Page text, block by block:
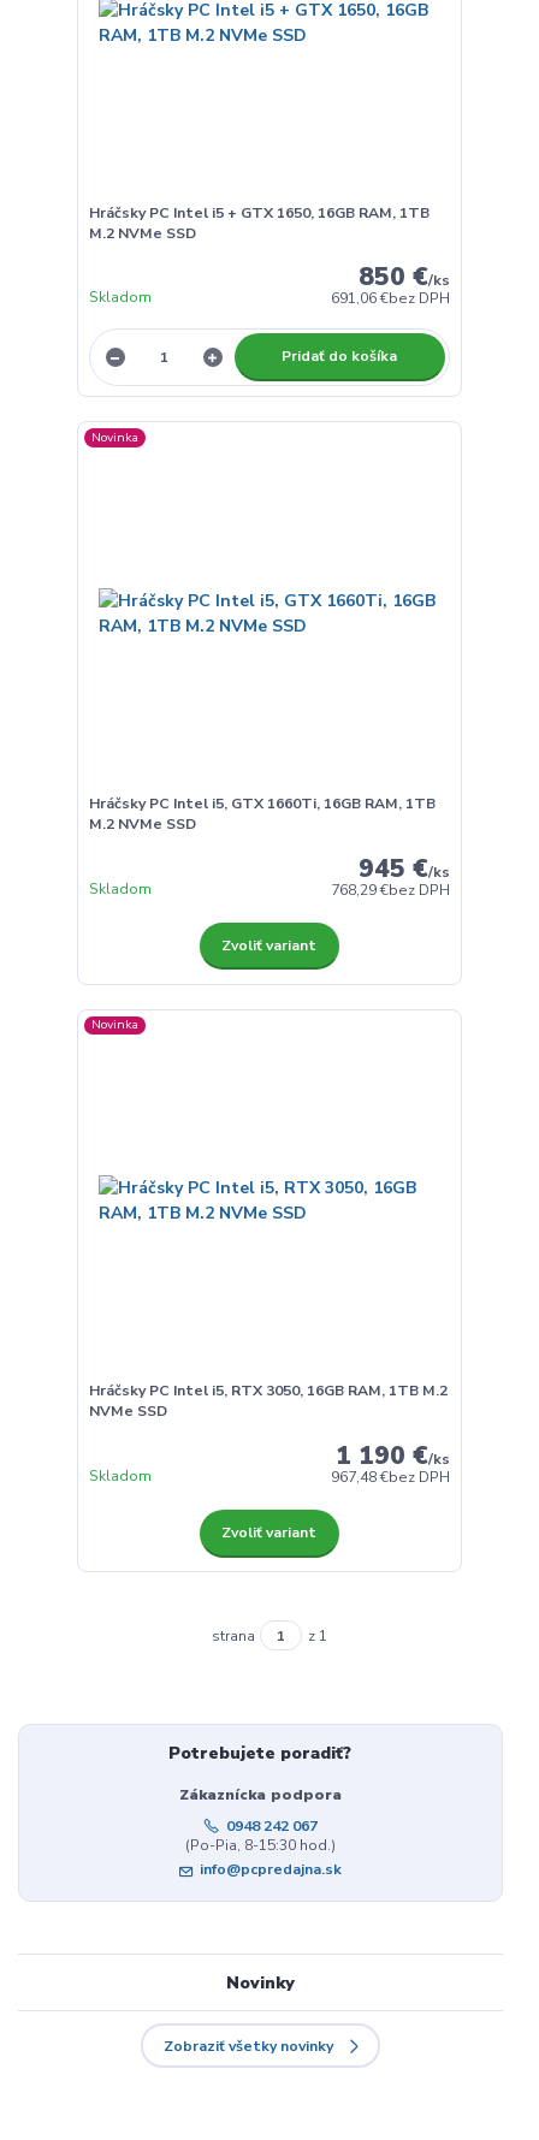
Hráčsky PC Intel i5 + GTX 1650, 16GB RAM, 1TB
M.2 NVMe SSD
850 €/ks
691,06 €bez DPH
Skladom
Pridať do košíka
Novinka
Hráčsky PC Intel i5, GTX 1660Ti, 16GB RAM, 1TB
M.2 NVMe SSD
945 €/ks
768,29 €bez DPH
Skladom
Zvoliť variant
Novinka
Hráčsky PC Intel i5, RTX 3050, 16GB RAM, 1TB M.2
NVMe SSD
1 190 €/ks
967,48 €bez DPH
Skladom
Zvoliť variant
strana z 1
Potrebujete poradiť?
Zákaznícka podpora
0948 242 067
(Po-Pia, 8-15:30 hod.)
info@pcpredajna.sk
Novinky
Zobraziť všetky novinky